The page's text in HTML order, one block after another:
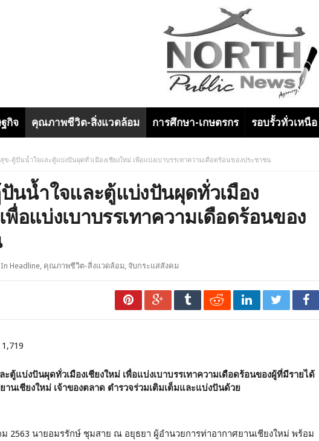
กิจ คุณภาพชีวิต-สิ่งแวดล้อม การศึกษา-เกษตรกร รอบรั้วทั่วเหนือ
ข-ตู้ปันน้ำใจและตู้แบ่งปันผุดทั่วเมืองเชียงใหม่ เพื่อแบ่งเบาบรรเทาความเดือดร้อนของประชาชน
นน้ำใจและตู้แบ่งปันผุดทั่วเมือง
พื่อแบ่งเบาบรรเทาความเดือดร้อนของ
Headline, คุณภาพชีวิต-สิ่งแวดล้อม, จับกระแสสังคม
1,719
ตู้แบ่งปันผุดทั่วเมืองเชียงใหม่ เพื่อแบ่งเบาบรรเทาความเดือดร้อนของผู้ที่มีรายได้
านเชียงใหม่ เจ้าของตลาด ตำรวจร่วมเติมเต็มและแบ่งปันด้วย
2563 นายอมรรักษ์ ชุมสาย ณ อยุธยา ผู้อำนวยการท่าอากาศยานเชียงใหม่ พร้อม